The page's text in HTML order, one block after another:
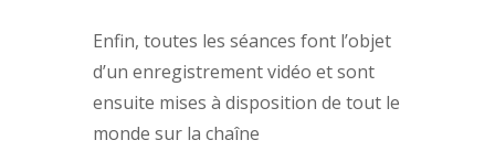
Enfin, toutes les séances font l’objet
d’un enregistrement vidéo et sont
ensuite mises à disposition de tout le
monde sur la chaîne